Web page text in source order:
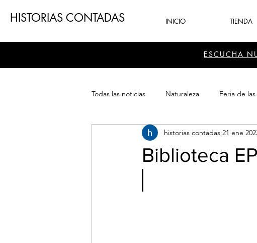
HISTORIAS CONTADAS INICIO TIENDA
ESCUCHA
Todas las noticias Naturaleza Feria de
Patrimonio Sector Cultura
Biblioteca
historias contadas 21 ene